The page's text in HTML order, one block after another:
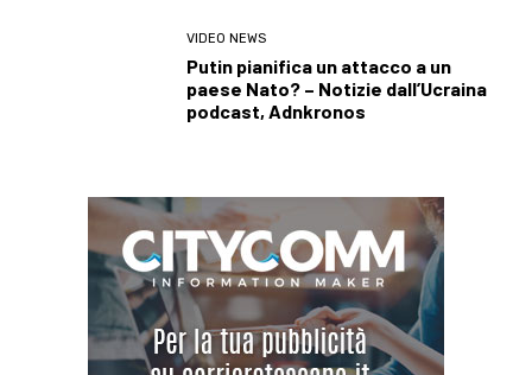
VIDEO NEWS
Putin pianifica un attacco a un
paese Nato? – Notizie dall’Ucraina
podcast, Adnkronos